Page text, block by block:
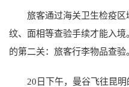
旅客通过海关卫生检疫
纹、面相等查验手续才能入
的第二关：旅客行李物品查验
20日下午，曼谷飞往昆